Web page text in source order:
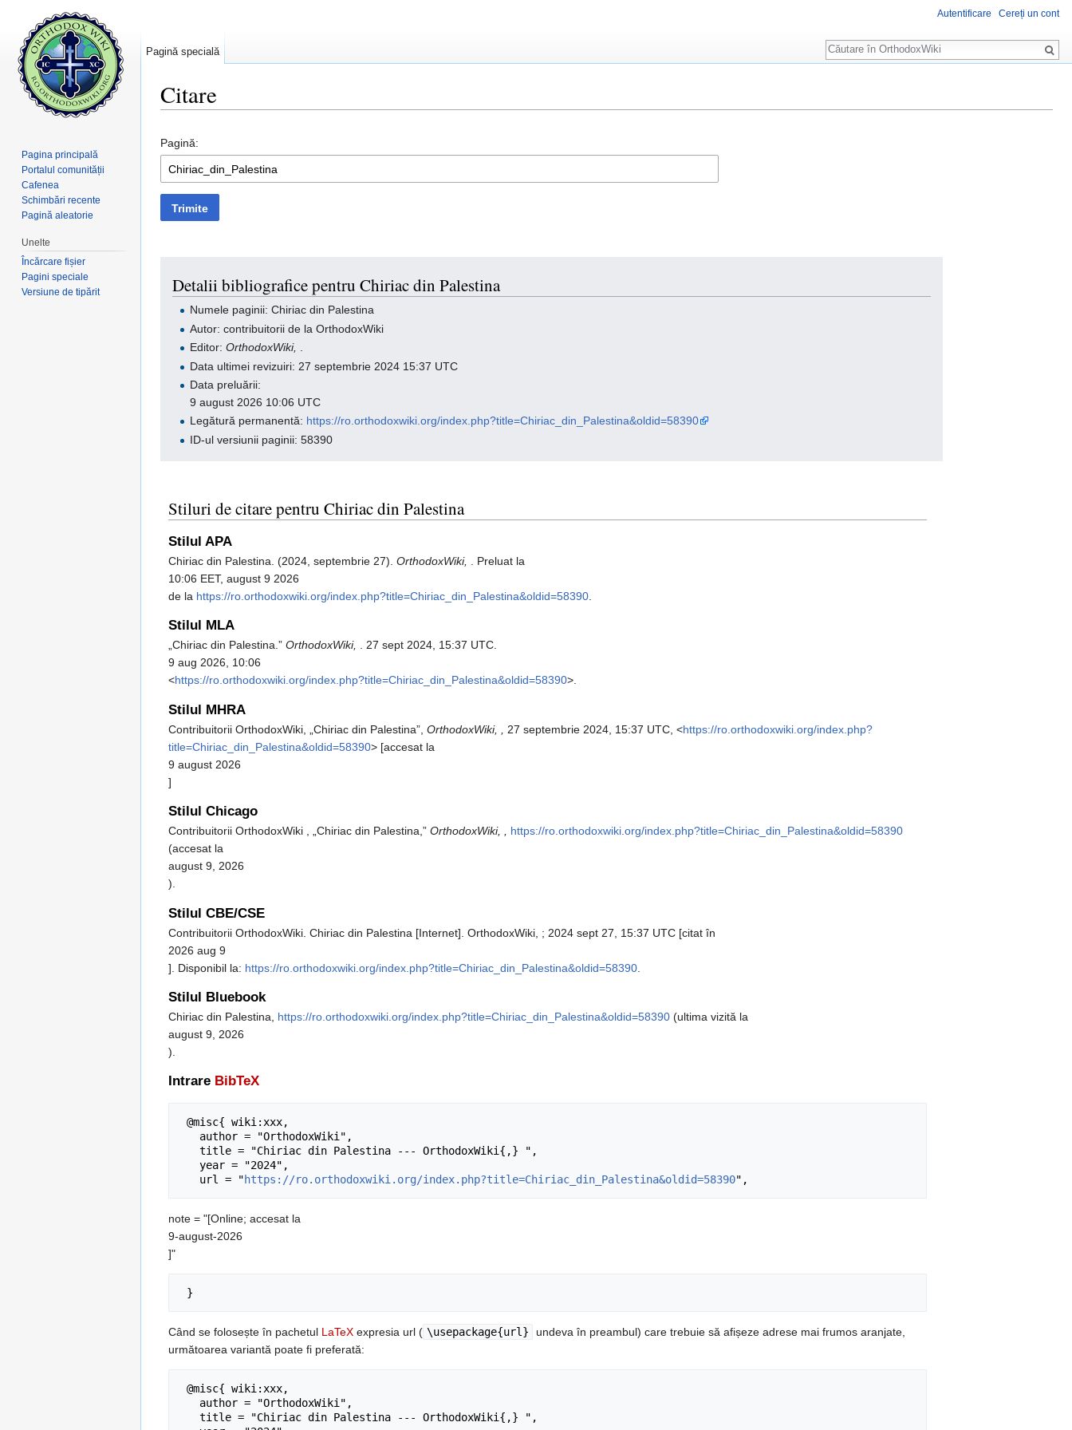
Citare
Pagină:
Trimite
Detalii bibliografice pentru Chiriac din Palestina
Numele paginii: Chiriac din Palestina
Autor: contribuitorii de la OrthodoxWiki
Editor:OrthodoxWiki, .
Data ultimei revizuiri: 27 septembrie 2024 15:37 UTC
Data preluării:
9 august 2026 10:06 UTC
Legătură permanentă: https://ro.orthodoxwiki.org/index.php?title=Chiriac_din_Palestina&oldid=58390
ID-ul versiunii paginii: 58390
Stiluri de citare pentru Chiriac din Palestina
Stilul APA
Chiriac din Palestina. (2024, septembrie 27). OrthodoxWiki,
. Preluat la
10:06 EET, august 9 2026
de la https://ro.orthodoxwiki.org/index.php?title=Chiriac_din_Palestina&oldid=58390
Stilul MLA
„Chiriac din Palestina.” OrthodoxWiki, . 27 sept 2024, 15:37 UTC.
9 aug 2026, 10:06
<https://ro.orthodoxwiki.org/index.php?title=Chiriac_din_Palestina&oldid=58390>.
Stilul MHRA
Contribuitorii OrthodoxWiki, „Chiriac din Palestina”, OrthodoxWiki, , 27 septembrie 2024, 15:37 UTC, <https://ro.orthodoxwiki.org/index.php?
title=Chiriac_din_Palestina&oldid=58390> [accesat la
9 august 2026
]
Stilul Chicago
Contribuitorii OrthodoxWiki , „Chiriac din Palestina,” OrthodoxWiki, ,
https://ro.orthodoxwiki.org/index.php?title=Chiriac_din_Palestina&oldid=58390
(accesat la
august 9, 2026
).
Stilul CBE/CSE
Contribuitorii OrthodoxWiki. Chiriac din Palestina [Internet]. OrthodoxWiki, ; 2024 sept 27, 15:37 UTC [citat în
2026 aug 9
]. Disponibil la: https://ro.orthodoxwiki.org/index.php?title=Chiriac_din_Palestina&oldid=58390
Stilul Bluebook
Chiriac din Palestina, https://ro.orthodoxwiki.org/index.php?title=Chiriac_din_Palestina&oldid=58390 (ultima vizită la
august 9, 2026
).
Intrare BibTeX
   url = "
https://ro.orthodoxwiki.org/index.php?title=Chiriac_din_Palestina&oldid=58390
note = "[Online; accesat la
9-august-2026
]"
Când se folosește în pachetul LaTeX expresia url ( \usepackage{url}
undeva în preambul) care trebuie să afișeze adrese mai frumos aranjate,
următoarea variantă poate fi preferată:
Autentificare Cereți un cont
Pagină specială
Căutare
Pagina principală
Portalul comunității
Cafenea
Schimbări recente
Pagină aleatorie
Unelte
Încărcare fișier
Pagini speciale
Versiune de tipărit